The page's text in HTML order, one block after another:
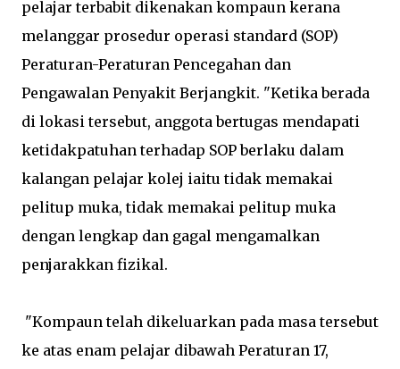
pelajar terbabit dikenakan kompaun kerana
melanggar prosedur operasi standard (SOP)
Peraturan-Peraturan Pencegahan dan
Pengawalan Penyakit Berjangkit. "Ketika berada
di lokasi tersebut, anggota bertugas mendapati
ketidakpatuhan terhadap SOP berlaku dalam
kalangan pelajar kolej iaitu tidak memakai
pelitup muka, tidak memakai pelitup muka
dengan lengkap dan gagal mengamalkan
penjarakkan fizikal.
"Kompaun telah dikeluarkan pada masa tersebut
ke atas enam pelajar dibawah Peraturan 17,